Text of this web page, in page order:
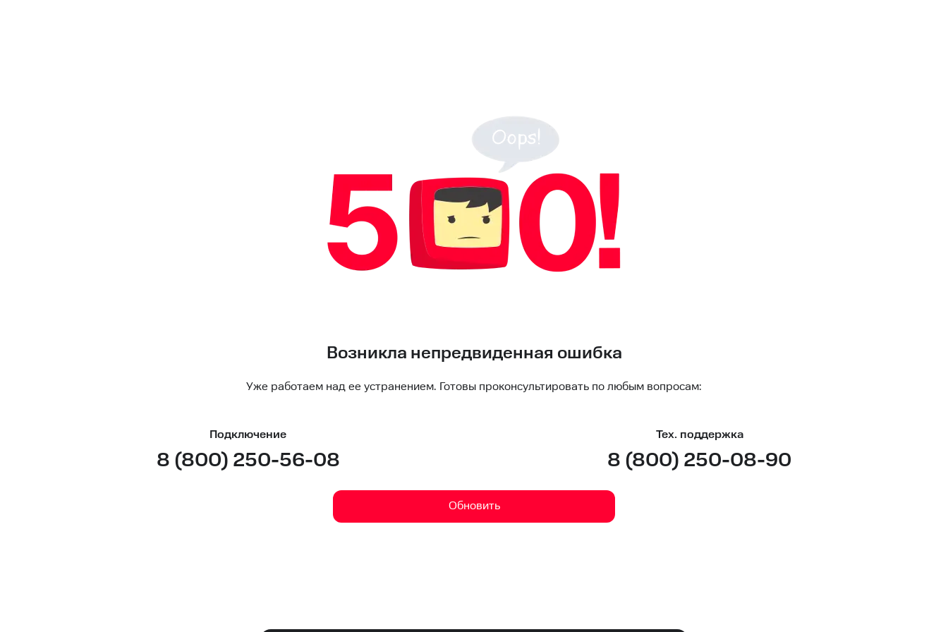
Возникла непредвиденная ошибка
Уже работаем над ее устранением. Готовы проконсультировать по любым вопросам:
Подключение
8 (800) 250-56-08
Тех. поддержка
8 (800) 250-08-90
Обновить